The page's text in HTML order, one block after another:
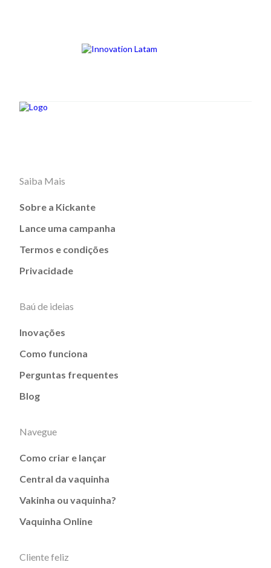
Saiba Mais
Sobre a Kickante
Lance uma campanha
Termos e condições
Privacidade
Baú de ideias
Inovações
Como funciona
Perguntas frequentes
Blog
Navegue
Como criar e lançar
Central da vaquinha
Vakinha ou vaquinha?
Vaquinha Online
Cliente feliz